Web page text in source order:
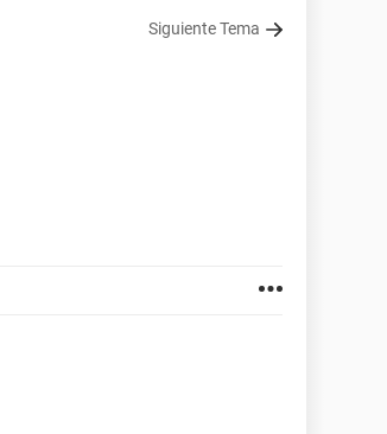
Siguiente Tema